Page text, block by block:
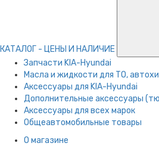
КАТАЛОГ - ЦЕНЫ И НАЛИЧИЕ
Запчасти KIA-Hyundai
Масла и жидкости для ТО,
Аксессуары для KIA-Hyundai
Дополнительные аксессуары
Аксессуары для всех марок
Общеавтомобильные товары
О магазине